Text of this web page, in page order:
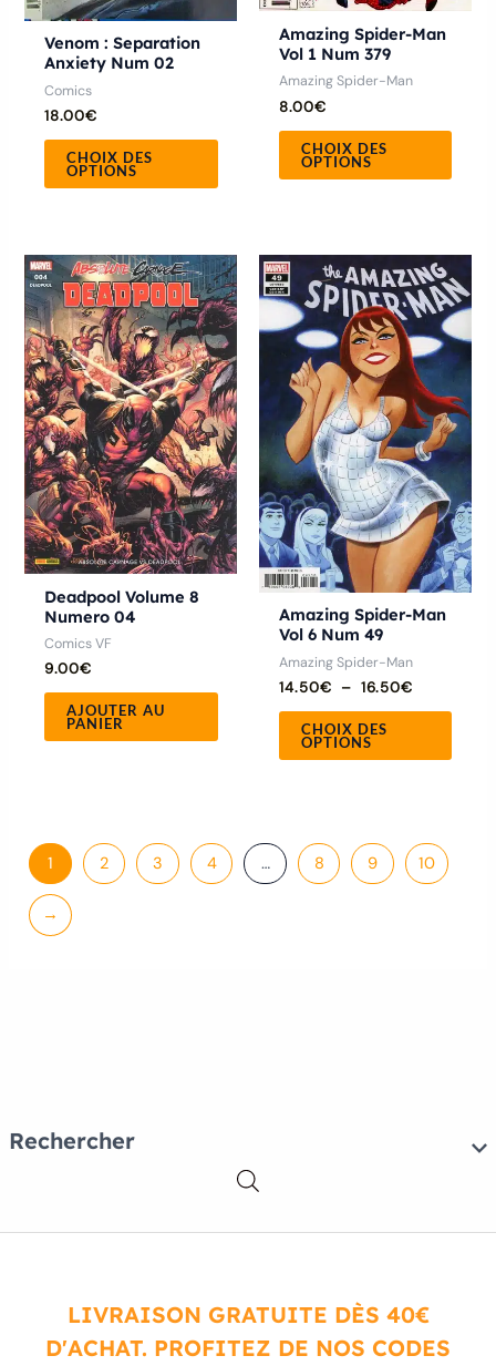
Rechercher
Venom : Separation
Anxiety Num 02
Comics
18.00€
CHOIX DES
OPTIONS
Amazing Spider-Man
Vol 1 Num 379
Amazing Spider-Man
8.00€
CHOIX DES
OPTIONS
Deadpool Volume 8
Numero 04
Comics VF
9.00€
AJOUTER AU
PANIER
Amazing Spider-Man
Vol 6 Num 49
Amazing Spider-Man
14.50€ – 16.50€
Plage
de
prix :
14.50€
à
16.50€
CHOIX DES
OPTIONS
Les
être
sur
la
1 2 3 4 … 8 9 10
→
LIVRAISON GRATUITE DÈS 40€
D'ACHAT. PROFITEZ DE NOS CODES